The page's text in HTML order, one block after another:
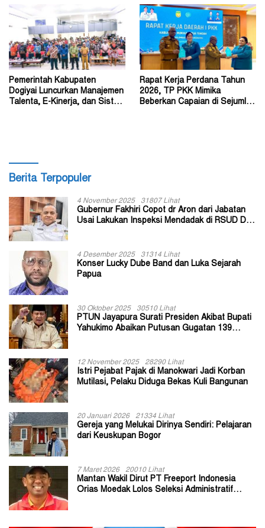
Pemerintah Kabupaten
Dogiyai Luncurkan Manajemen
Talenta, E-Kinerja, dan Sistem
Rapat Kerja Perdana Tahun
2026, TP PKK Mimika
Beberkan Capaian di Sejumlah
Berita Terpopuler
4 November 2025 31807 Lihat
Gubernur Fakhiri Copot dr Aron dari Jabatan
Usai Lakukan Inspeksi Mendadak di RSUD Dok
4 Desember 2025 31314 Lihat
Konser Lucky Dube Band dan Luka Sejarah
Papua
30 Oktober 2025 30510 Lihat
PTUN Jayapura Surati Presiden Akibat Bupati
Yahukimo Abaikan Putusan Gugatan 139
12 November 2025 28290 Lihat
Istri Pejabat Pajak di Manokwari Jadi Korban
Mutilasi, Pelaku Diduga Bekas Kuli Bangunan
20 Januari 2026 21334 Lihat
Gereja yang Melukai Dirinya Sendiri: Pelajaran
dari Keuskupan Bogor
7 Maret 2026 20010 Lihat
Mantan Wakil Dirut PT Freeport Indonesia
Orias Moedak Lolos Seleksi Administratif